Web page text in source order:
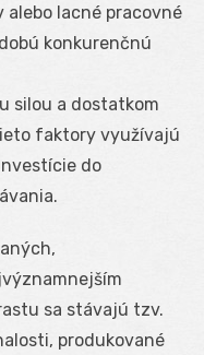
lacné pracovné
konkurenčnú
silou a dostatkom
faktory využívajú
do
sa stávajú tzv.
produkované